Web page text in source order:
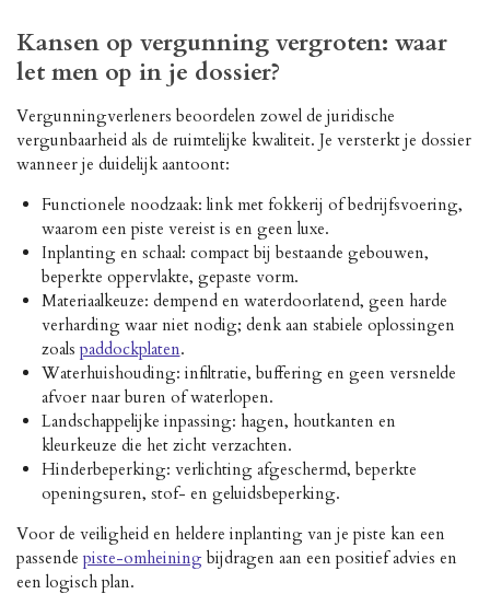
Kansen op vergunning vergroten: waar
let men op in je dossier?
Vergunningverleners beoordelen zowel de juridische
vergunbaarheid als de ruimtelijke kwaliteit. Je versterkt je dossier
wanneer je duidelijk aantoont:
Functionele noodzaak: link met fokkerij of bedrijfsvoering,
waarom een piste vereist is en geen luxe.
Inplanting en schaal: compact bij bestaande gebouwen,
beperkte oppervlakte, gepaste vorm.
Materiaalkeuze: dempend en waterdoorlatend, geen harde
verharding waar niet nodig; denk aan stabiele oplossingen
zoals paddockplaten.
Waterhuishouding: infiltratie, buffering en geen versnelde
afvoer naar buren of waterlopen.
Landschappelijke inpassing: hagen, houtkanten en
kleurkeuze die het zicht verzachten.
Hinderbeperking: verlichting afgeschermd, beperkte
openingsuren, stof- en geluidsbeperking.
Voor de veiligheid en heldere inplanting van je piste kan een
passende piste-omheining bijdragen aan een positief advies en
een logisch plan.